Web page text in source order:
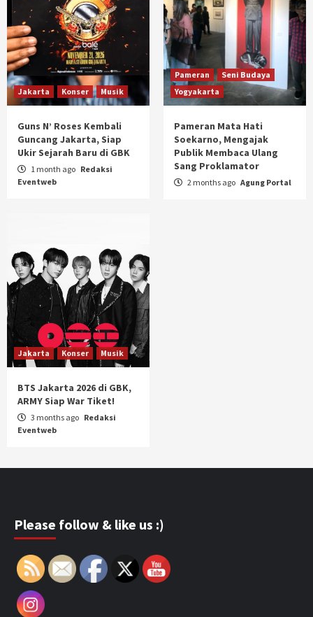
Jakarta Konser Musik
Guns N’ Roses Kembali
Guncang Jakarta, Siap
Ukir Sejarah Baru di GBK
1 month ago Redaksi
Eventweb
Pameran
Seni Budaya
Yogyakarta
Pameran Mata Hati
Soekarno, Mengajak
Publik Membaca Ulang
Sang Proklamator
2 months ago Agung Portal
Jakarta Konser Musik
BTS Jakarta 2026 di GBK,
ARMY Siap War Tiket!
3 months ago Redaksi
Eventweb
Please follow & like us :)